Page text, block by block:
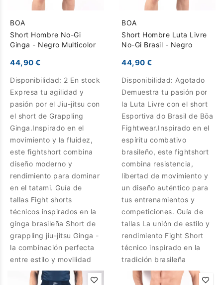
BOA
Short Hombre No-Gi
Ginga - Negro Multicolor
44,90 €
Disponibilidad: 2 En stock
Expresa tu agilidad y
pasión por el Jiu-jitsu con
el short de Grappling
Ginga.Inspirado en el
movimiento y la fluidez,
este fightshort combina
diseño moderno y
rendimiento para dominar
en el tatami. Guía de
tallas Fight shorts
técnicos inspirados en la
ginga brasileña Short de
grappling jiu-jitsu Ginga -
la combinación perfecta
entre estilo y movilidad
BOA
Short Hombre Luta Livre
No-Gi Brasil - Negro
44,90 €
Disponibilidad: Agotado
Demuestra tu pasión por
la Luta Livre con el short
Esportiva do Brasil de Bōa
Fightwear.Inspirado en el
espíritu combativo
brasileño, este fightshort
combina resistencia,
libertad de movimiento y
un diseño auténtico para
tus entrenamientos y
competiciones. Guía de
tallas La unión de estilo y
rendimiento Fight Short
técnico inspirado en la
tradición brasileña